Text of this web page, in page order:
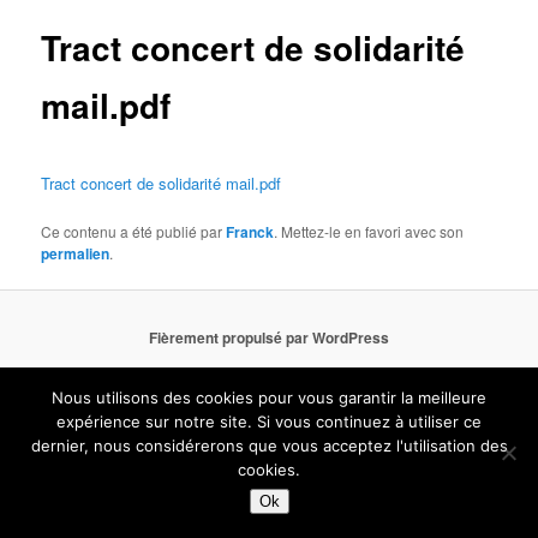
Tract concert de solidarité
mail.pdf
Tract concert de solidarité mail.pdf
Ce contenu a été publié parFranck. Mettez-le en favori avec son
permalien.
Fièrement propulsé par WordPress
Nous utilisons des cookies pour vous garantir la meilleure
expérience sur notre site. Si vous continuez à utiliser ce
dernier, nous considérerons que vous acceptez l'utilisation des
cookies.
Ok